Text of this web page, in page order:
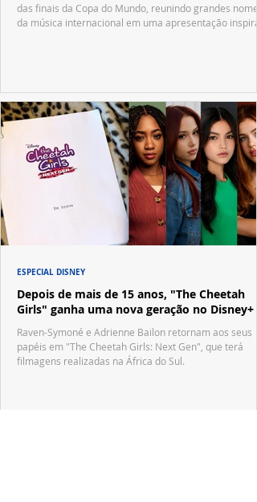
das finais da Copa do Mundo, reunindo grandes nomes
da música internacional em uma apresentação
Depois de mais de 15 anos, "The Cheetah
Girls" ganha uma nova geração no Disney+
Raven-Symoné e Adrienne Bailon retornam aos seus
papéis em "The Cheetah Girls: Next Gen", que terá
filmagens realizadas na África do Sul.
ESPECIAL DISNEY